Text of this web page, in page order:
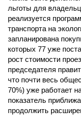
льготы для
реализуется
транспорта на
запланирована
которых 77 уже
рост стоимости
председателя
что почти весь
70%) уже работает
показатель
продолжить